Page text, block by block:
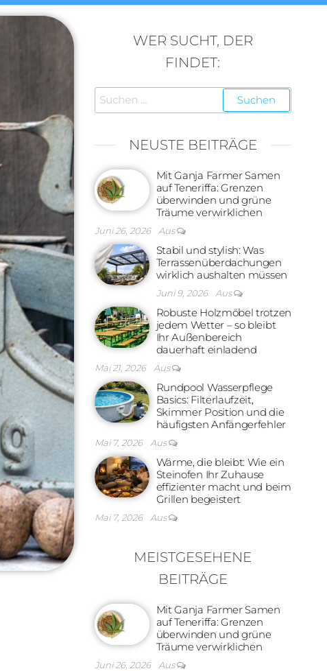
WER SUCHT, DER
FINDET:
Suchen
nach:
NEUSTE BEITRÄGE
Mit Ganja Farmer Samen
auf Teneriffa: Grenzen
überwinden und grüne
Träume verwirklichen
Juni 26, 2026 Aus
Stabil und stylish: Was
Terrassenüberdachungen
wirklich aushalten müssen
Juni 9, 2026 Aus
Robuste Holzmöbel trotzen
jedem Wetter – so bleibt
Ihr Außenbereich
dauerhaft einladend
Mai 21, 2026 Aus
Rundpool Wasserpflege
Basics: Filterlaufzeit,
Skimmer Position und die
häufigsten Anfängerfehler
Mai 7, 2026 Aus
Wärme, die bleibt: Wie ein
Steinofen Ihr Zuhause
effizienter macht und beim
Grillen begeistert
Mai 7, 2026 Aus
MEISTGESEHENE
BEITRÄGE
Mit Ganja Farmer Samen
auf Teneriffa: Grenzen
überwinden und grüne
Träume verwirklichen
Juni 26, 2026 Aus